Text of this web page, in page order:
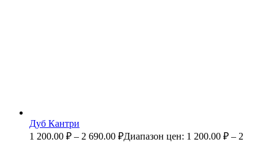
Дуб Кантри
1 200.00 ₽ – 2 690.00 ₽Диапазон цен: 1 200.00 ₽ – 2